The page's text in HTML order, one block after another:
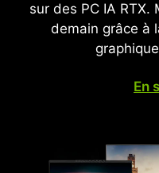
sur des PC IA
demain grâce à
En